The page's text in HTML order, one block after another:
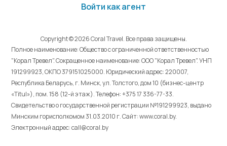
Войти как агент
Copyright © 2026 Coral Travel. Все права защищены.
Полное наименование: Общество с ограниченной ответственностью
"Корал Тревел". Сокращенное наименование: ООО "Корал Тревел". УНП
191299923, ОКПО 379151025000. Юридический адрес: 220007,
Республика Беларусь, г. Минск, ул. Толстого, дом 10 (бизнес-центр
«Titul»), пом. 158 (12-й этаж). Телефон: +375 17 336-77-33.
Свидетельство о государственной регистрации №191299923, выдано
Минским горисполкомом 31.03.2010 г. Cайт: www.coral.by.
Электронный адрес: call@coral.by